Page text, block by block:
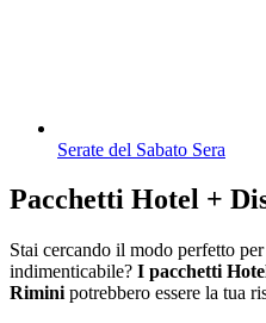
Serate del Sabato Sera
Pacchetti Hotel +
Stai cercando il modo perfetto
indimenticabile? I pacchetti
Rimini potrebbero essere la tua